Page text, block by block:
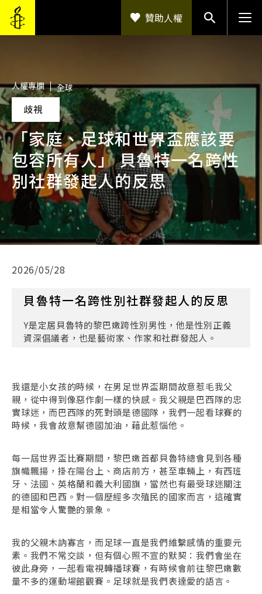
人權專欄 全球
歧視
「家庭、足球和世界盃應該要
包容所有人」 貝魯特一名跨性
別社群發起人的反思
2026/05/28
貝魯特一名跨性別社群發起人的反思
Y是定居貝魯特的黎巴嫩跨性別男性，他是性別正義
資深倡議者，也是藝術家、作家和社群發起人。
我還是小女孩的時候，在男足世界盃期間故意惹毛我父
親，從中得到像惡作劇一樣的快感。我父親是巴西隊的忠
實球迷，而巴西隊的死對頭是德國隊，我們一起看球賽的
時候，我會故意幫德國加油，藉此惹惱他。
每一屆世界盃比賽期間，黎巴嫩首都貝魯特總會見到各種
旗幟飄揚，掛在陽台上、商店前方，甚至車輛上，有西班
牙、法國、英格蘭和義大利國旗，當然也有最受球迷關注
的德國和巴西。對一個歷經多次殖民的國家而言，這確實
是相當令人驚艷的景象。
我的父親木訥寡言，而足球一直是我們維繫感情的重要元
素。我們不常交談，但有個心照不宣的默契：我們會坐在
彼此身旁，一起看電視轉播球賽，有時候會前往黎巴嫩數
量不多的運動場館觀賽。足球就是我們表達愛的語言。
贊助人權